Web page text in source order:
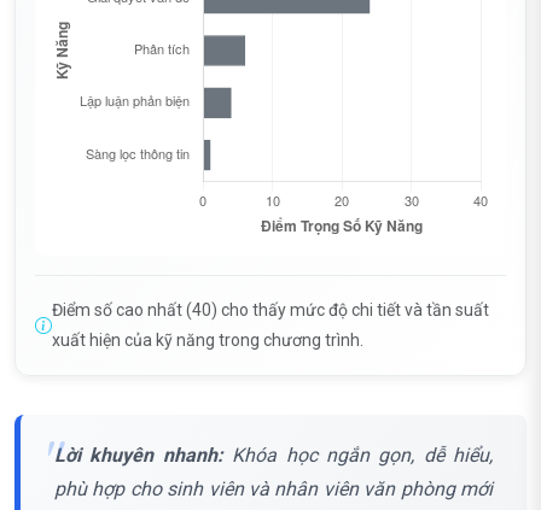
Điểm số cao nhất (40) cho thấy mức độ chi tiết và tần suất
xuất hiện của kỹ năng trong chương trình.
Lời khuyên nhanh:Khóa học ngắn gọn, dễ hiểu,
phù hợp cho sinh viên và nhân viên văn phòng mới